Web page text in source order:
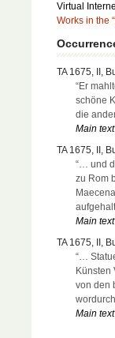
Virtual
Works in the
TA 1675, II,
“Er
schöne
die
Main text
TA 1675, II,
“… und
zu Rom
Main text
TA 1675, II,
“…
Künsten
von den
Main text